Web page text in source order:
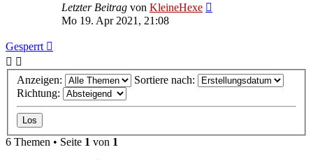
Letzter Beitrag von KleineHexe
Mo 19. Apr 2021, 21:08
Gesperrt
Anzeigen:
Sortiere nach:
Richtung:
6 Themen • Seite 1 von 1